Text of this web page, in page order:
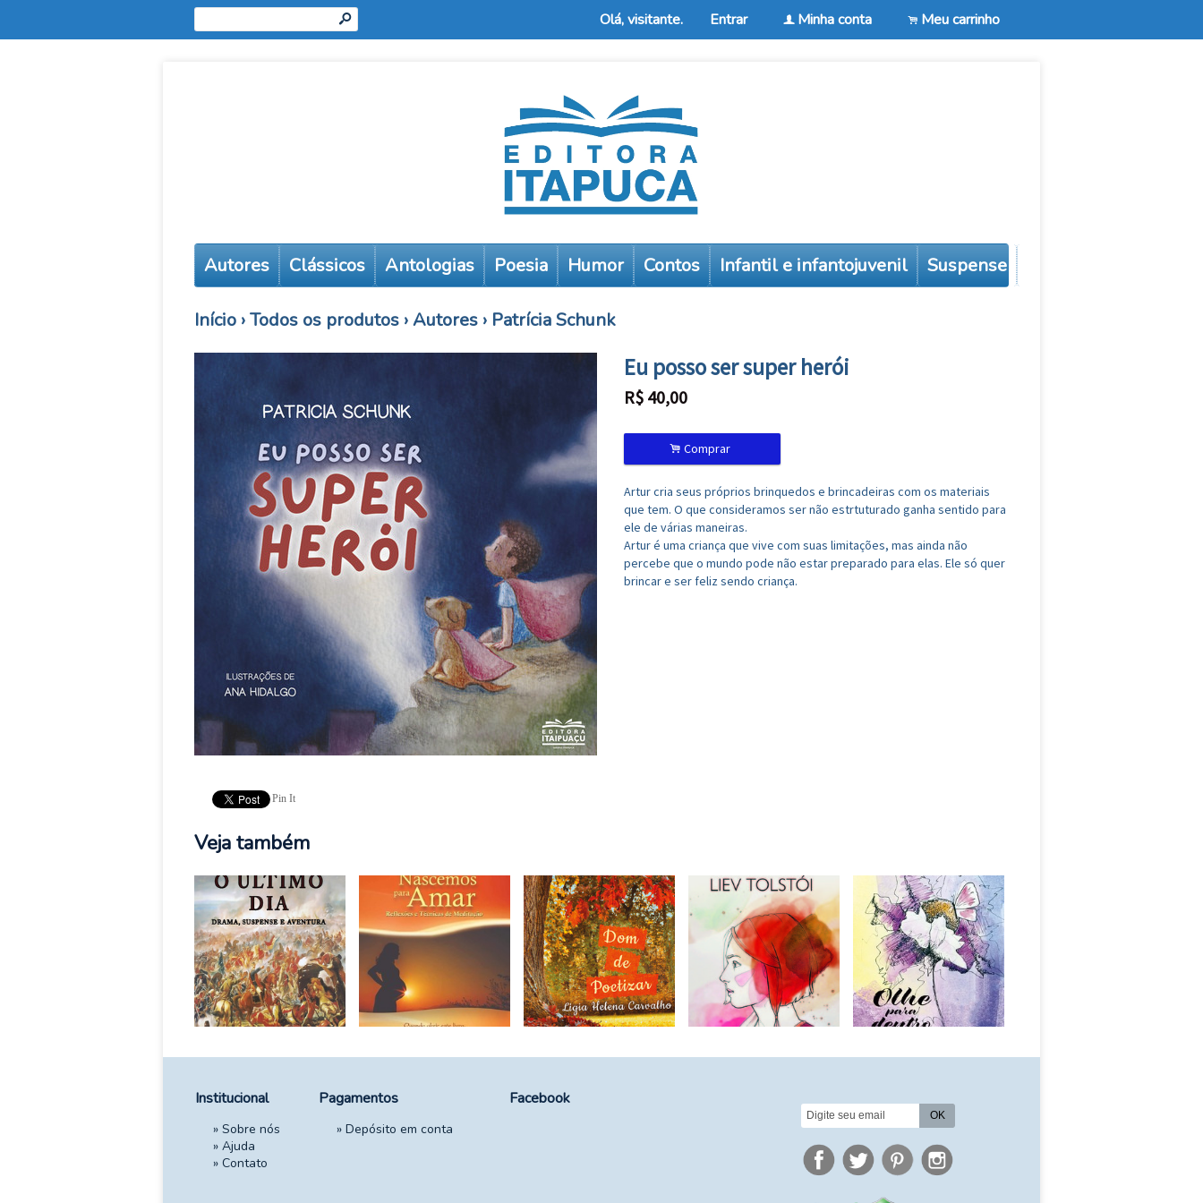
s Olá, visitante. Entrar f Minha conta . Meu carrinho
Autores Clássicos Antologias Poesia Humor Contos Infantil e infantojuvenil Suspense
Início ›Todos os produtos ›Autores › Patrícia Schunk
Pin It
Eu posso ser super herói
R$ 40,00
. Comprar
Artur cria seus próprios brinquedos e brincadeiras com os materiais
que tem. O que consideramos ser não estrtuturado ganha sentido para
ele de várias maneiras.
Artur é uma criança que vive com suas limitações, mas ainda não
percebe que o mundo pode não estar preparado para elas. Ele só quer
brincar e ser feliz sendo criança.
Veja também
Institucional
» Sobre nós
» Ajuda
» Contato
Pagamentos
» Depósito em conta
Facebook